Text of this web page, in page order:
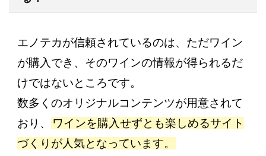
エノテカが信頼されているのは、ただワイン
が購入でき、そのワインの情報が得られるだ
けではないところです。
数多くのオリジナルコンテンツが用意されて
おり、
ワインを購入せずとも楽しめるサイト
づくりが人気となっています。